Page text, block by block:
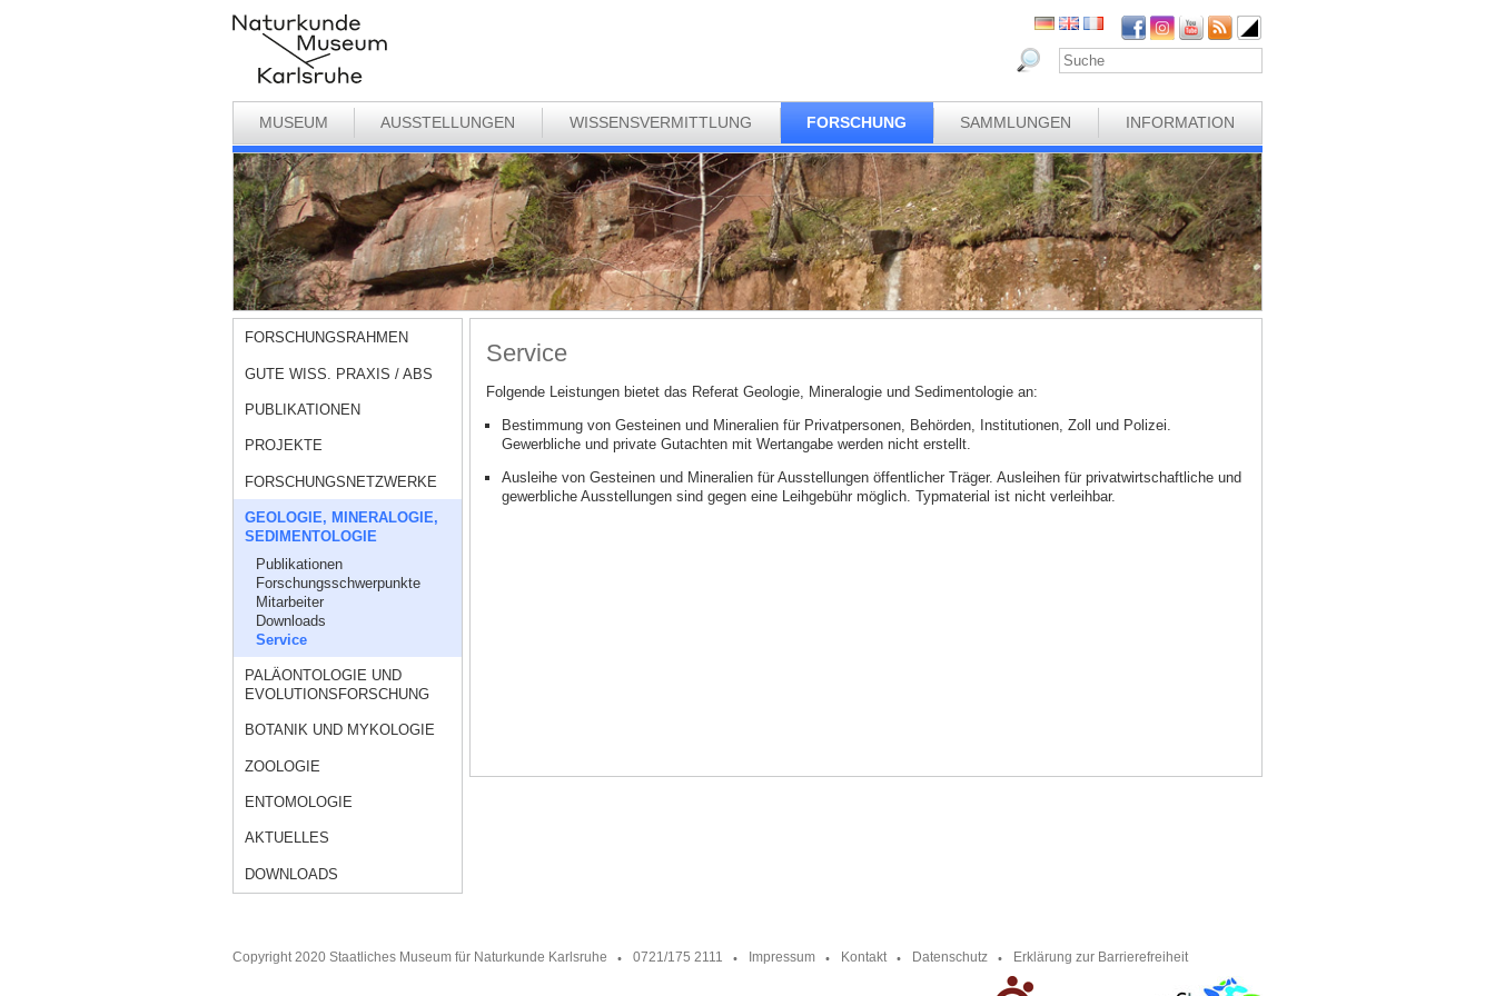
MUSEUM AUSSTELLUNGEN WISSENSVERMITTLUNG FORSCHUNG SAMMLUNGEN INFORMATION
FORSCHUNGSRAHMEN
GUTE WISS. PRAXIS / ABS
PUBLIKATIONEN
PROJEKTE
FORSCHUNGSNETZWERKE
GEOLOGIE, MINERALOGIE,
SEDIMENTOLOGIE
Publikationen
Forschungsschwerpunkte
Mitarbeiter
Downloads
Service
PALÄONTOLOGIE UND
EVOLUTIONSFORSCHUNG
BOTANIK UND MYKOLOGIE
ZOOLOGIE
ENTOMOLOGIE
AKTUELLES
DOWNLOADS
Service
Folgende Leistungen bietet das Referat Geologie, Mineralogie und Sedimentologie an:
Bestimmung von Gesteinen und Mineralien für Privatpersonen, Behörden, Institutionen, Zoll und Polizei.
Gewerbliche und private Gutachten mit Wertangabe werden nicht erstellt.
Ausleihe von Gesteinen und Mineralien für Ausstellungen öffentlicher Träger. Ausleihen für privatwirtschaftliche und
gewerbliche Ausstellungen sind gegen eine Leihgebühr möglich. Typmaterial ist nicht verleihbar.
Copyright 2020 Staatliches Museum für Naturkunde Karlsruhe 0721/175 2111 Impressum Kontakt Datenschutz Erklärung zur Barrierefreiheit